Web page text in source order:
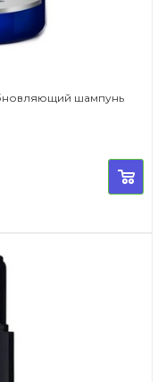
шампунь